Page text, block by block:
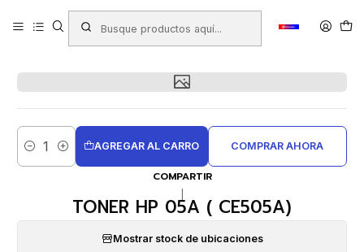
Productos TINTAS - TONER - CINTAS
Toner Para Impresora Toner HP TONER HP 05A ( CE505A)
Cantidad
AGREGAR AL CARRO COMPRAR AHORA
COMPARTIR
TONER HP 05A ( CE505A)
Mostrar stock de ubicaciones